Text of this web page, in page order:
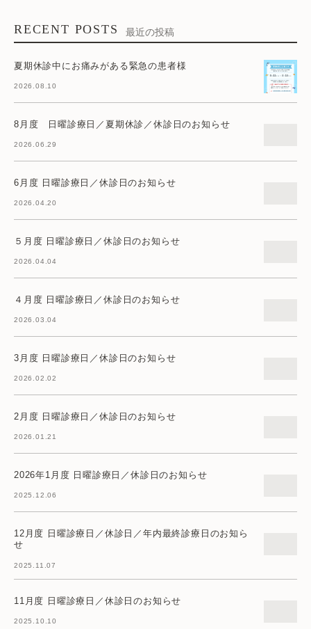
RECENT POSTS 最近の投稿
夏期休診中にお痛みがある緊急の患者様
2026.08.10
8月度 日曜診療日／夏期休診／休診日のお知らせ
2026.06.29
6月度 日曜診療日／休診日のお知らせ
2026.04.20
５月度 日曜診療日／休診日のお知らせ
2026.04.04
４月度 日曜診療日／休診日のお知らせ
2026.03.04
3月度 日曜診療日／休診日のお知らせ
2026.02.02
2月度 日曜診療日／休診日のお知らせ
2026.01.21
2026年1月度 日曜診療日／休診日のお知らせ
2025.12.06
12月度 日曜診療日／休診日／年内最終診療日のお知ら
せ
2025.11.07
11月度 日曜診療日／休診日のお知らせ
2025.10.10